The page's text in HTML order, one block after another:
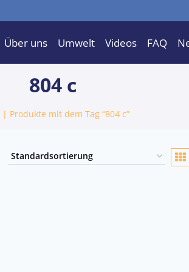
Über uns Umwelt Videos FAQ
804 c
| Produkte mit dem Tag “804 c”